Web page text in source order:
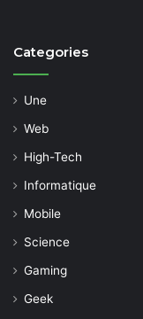
Categories
Une
Web
High-Tech
Informatique
Mobile
Science
Gaming
Geek